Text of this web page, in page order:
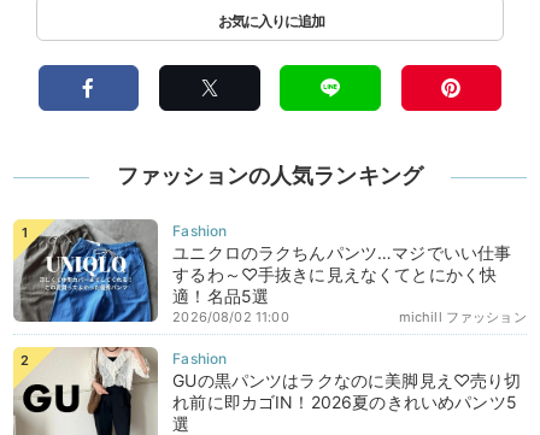
ファッションの人気ランキング
ユニクロのラクちんパンツ…マジでいい仕事
するわ～♡手抜きに見えなくてとにかく快
適！名品5選
michill ファッション
2026/08/02 11:00
GUの黒パンツはラクなのに美脚見え♡売り切
れ前に即カゴIN！2026夏のきれいめパンツ5
選